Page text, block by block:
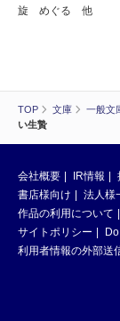
TOP 文庫 一般文
い生贄
旋 めぐる 他
会社概要 IR情報
書店様向け
法人様
作品の利用について
サイトポリシー
利用者情報の外部送